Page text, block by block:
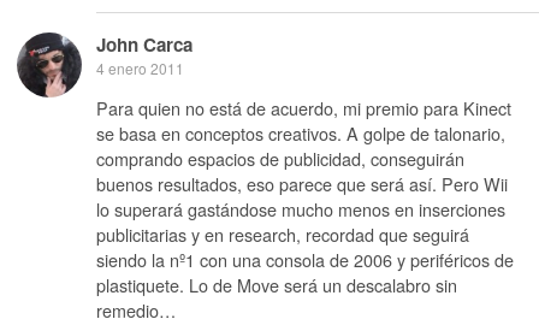
John Carca
4 enero 2011
Para quien no está de acuerdo, mi premio para Kinect
se basa en conceptos creativos. A golpe de talonario,
comprando espacios de publicidad, conseguirán
buenos resultados, eso parece que será así. Pero Wii
lo superará gastándose mucho menos en inserciones
publicitarias y en research, recordad que seguirá
siendo la nº1 con una consola de 2006 y periféricos de
plastiquete. Lo de Move será un descalabro sin
remedio…